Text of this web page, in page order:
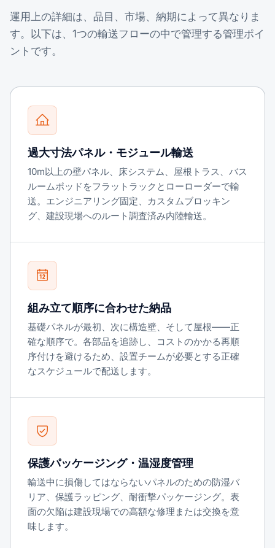
運用上の詳細は、品目、市場、納期によって異なりま
す。以下は、1つの輸送フローの中で管理する管理ポイ
ントです。
過大寸法パネル・モジュール輸送
10m以上の壁パネル、床システム、屋根トラス、バス
ルームポッドをフラットラックとローローダーで輸
送。エンジニアリング固定、カスタムブロッキン
グ、建設現場へのルート調査済み内陸輸送。
組み立て順序に合わせた納品
基礎パネルが最初、次に構造壁、そして屋根——正
確な順序で。各部品を追跡し、コストのかかる再順
序付けを避けるため、設置チームが必要とする正確
なスケジュールで配送します。
保護パッケージング・温湿度管理
輸送中に損傷してはならないパネルのための防湿バ
リア、保護ラッピング、耐衝撃パッケージング。表
面の欠陥は建設現場での高額な修理または交換を意
味します。